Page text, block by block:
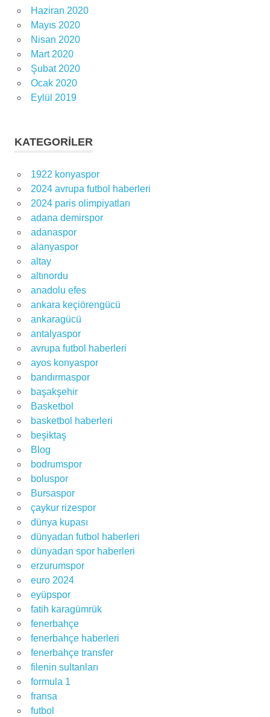
Haziran 2020
Mayıs 2020
Nisan 2020
Mart 2020
Şubat 2020
Ocak 2020
Eylül 2019
KATEGORILER
1922 konyaspor
2024 avrupa futbol haberleri
2024 paris olimpiyatları
adana demirspor
adanaspor
alanyaspor
altay
altınordu
anadolu efes
ankara keçiörengücü
ankaragücü
antalyaspor
avrupa futbol haberleri
ayos konyaspor
bandırmaspor
başakşehir
Basketbol
basketbol haberleri
beşiktaş
Blog
bodrumspor
boluspor
Bursaspor
çaykur rizespor
dünya kupası
dünyadan futbol haberleri
dünyadan spor haberleri
erzurumspor
euro 2024
eyüpspor
fatih karagümrük
fenerbahçe
fenerbahçe haberleri
fenerbahçe transfer
filenin sultanları
formula 1
fransa
futbol